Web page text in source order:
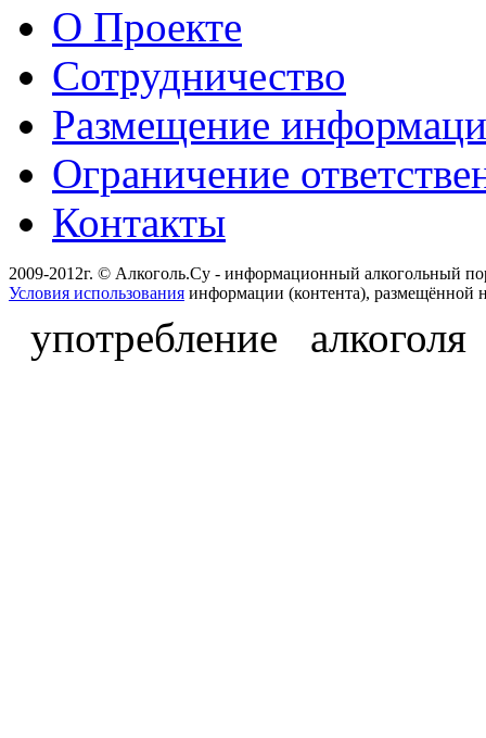
О Проекте
Сотрудничество
Размещение
Ограничение
Контакты
2009-2012г. © Алкоголь.Су - информационный алкогольный
Условия использования информации (контента), размещённой
употребление